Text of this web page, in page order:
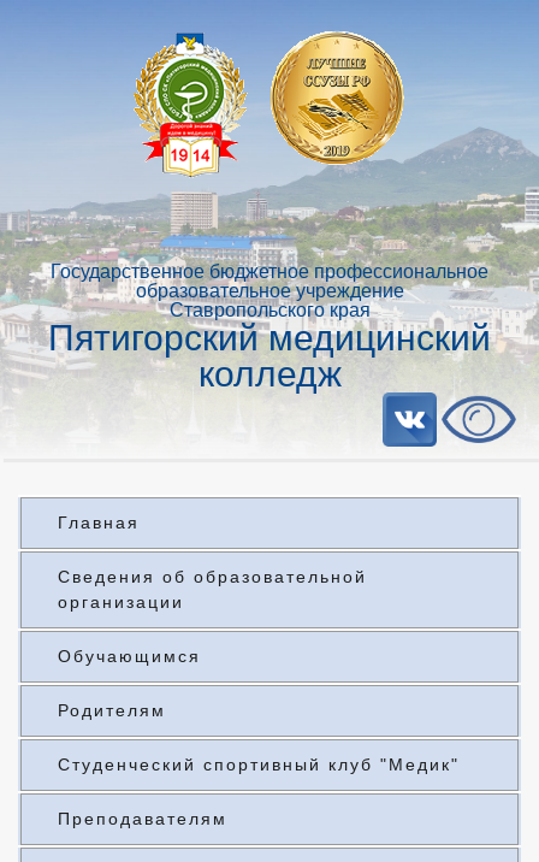
Государственное бюджетное профессиональное
образовательное учреждение
Ставропольского края
Пятигорский медицинский
колледж
Главная
Сведения об образовательной
организации
Обучающимся
Родителям
Студенческий спортивный клуб "Медик"
Преподавателям